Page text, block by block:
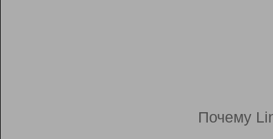
Почему